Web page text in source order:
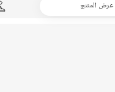
عرض المنتج